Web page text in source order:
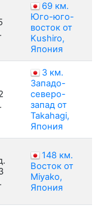
69 км.
Юго-юго-
восток от
Kushiro,
Япония
3 км.
Западо-
северо-
запад от
Takahagi,
Япония
148 км.
Восток от
Miyako,
Япония